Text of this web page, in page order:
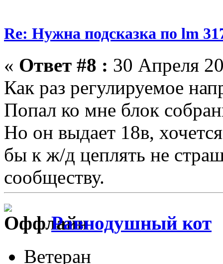
Re: Нужна подсказка по lm
« Ответ #8 : 30 Апреля
Как раз регулируемое
Попал ко мне блок
Но он выдает 18в,
бы к ж/д цеплять не
сообществу.
Равнодушный кот
Ветеран